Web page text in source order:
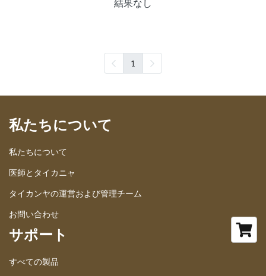
結果なし
1
私たちについて
私たちについて
医師とタイカニャ
タイカンヤの運営および管理チーム
お問い合わせ
サポート
すべての製品